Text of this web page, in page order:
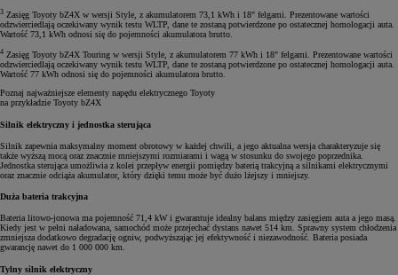
3 Zasięg Toyoty bZ4X w wersji Style, z akumulatorem 73,1 kWh i 18" felgami. Prezentowane wartości
odzwierciedlają oczekiwany wynik testu WLTP, dane te zostaną potwierdzone po ostatecznej homologacji auta.
Wartość 73,1 kWh odnosi się do pojemności akumulatora brutto.
4 Zasięg Toyoty bZ4X Touring w wersji Style, z akumulatorem 77 kWh i 18" felgami. Prezentowane wartości
odzwierciedlają oczekiwany wynik testu WLTP, dane te zostaną potwierdzone po ostatecznej homologacji auta.
Wartość 77 kWh odnosi się do pojemności akumulatora brutto.
Poznaj najważniejsze elementy napędu elektrycznego Toyoty
na przykładzie Toyoty bZ4X
Silnik elektryczny i jednostka sterująca
Silnik zapewnia maksymalny moment obrotowy w każdej chwili, a jego aktualna wersja charakteryzuje się
także wyższą mocą oraz znacznie mniejszymi rozmiarami i wagą w stosunku do swojego poprzednika.
Jednostka sterująca umożliwia z kolei przepływ energii pomiędzy baterią trakcyjną a silnikami elektrycznymi
oraz znacznie odciąża akumulator, który dzięki temu może być dużo lżejszy i mniejszy.
Duża bateria trakcyjna
Bateria litowo-jonowa ma pojemność 71,4 kW i gwarantuje idealny balans między zasięgiem auta a jego masą.
Kiedy jest w pełni naładowana, samochód może przejechać dystans nawet 514 km. Sprawny system chłodzenia
zmniejsza dodatkowo degradację ogniw, podwyższając jej efektywność i niezawodność. Bateria posiada
gwarancję nawet do 1 000 000 km.
Tylny silnik elektryczny